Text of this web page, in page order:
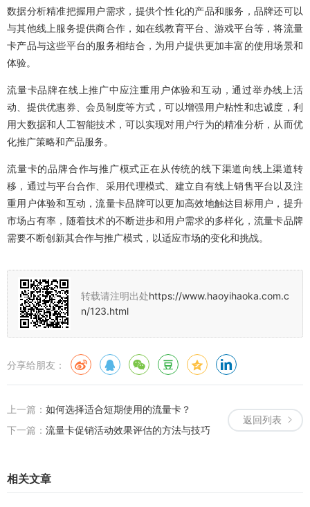
数据分析精准把握用户需求，提供个性化的产品和服务，品牌还可以
与其他线上服务提供商合作，如在线教育平台、游戏平台等，将流量
卡产品与这些平台的服务相结合，为用户提供更加丰富的使用场景和
体验。
流量卡品牌在线上推广中应注重用户体验和互动，通过举办线上活
动、提供优惠券、会员制度等方式，可以增强用户粘性和忠诚度，利
用大数据和人工智能技术，可以实现对用户行为的精准分析，从而优
化推广策略和产品服务。
流量卡的品牌合作与推广模式正在从传统的线下渠道向线上渠道转
移，通过与平台合作、采用代理模式、建立自有线上销售平台以及注
重用户体验和互动，流量卡品牌可以更加高效地触达目标用户，提升
市场占有率，随着技术的不断进步和用户需求的多样化，流量卡品牌
需要不断创新其合作与推广模式，以适应市场的变化和挑战。
转载请注明出处https://www.haoyihaoka.com.c
n/123.html
分享给朋友：
返回列表
上一篇： 如何选择适合短期使用的流量卡？
下一篇： 流量卡促销活动效果评估的方法与技巧
相关文章